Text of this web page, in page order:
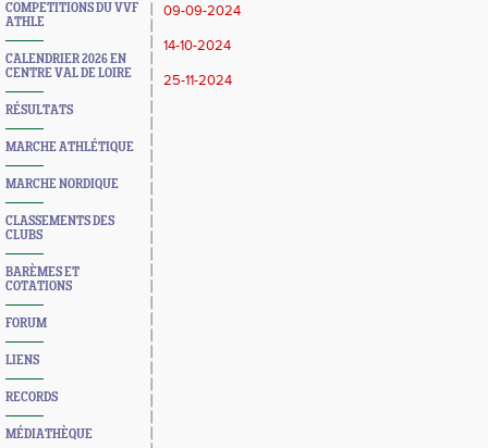
COMPETITIONS DU VVF
ATHLE
CALENDRIER 2026 EN
CENTRE VAL DE LOIRE
RÉSULTATS
MARCHE ATHLÉTIQUE
MARCHE NORDIQUE
CLASSEMENTS DES
CLUBS
BARÈMES ET
COTATIONS
FORUM
LIENS
RECORDS
MÉDIATHÈQUE
09-09-2024
14-10-2024
25-11-2024